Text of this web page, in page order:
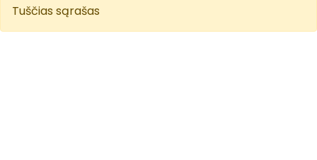
Tuščias sąrašas